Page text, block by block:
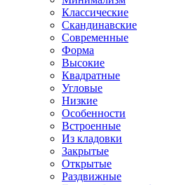
Классические
Скандинавские
Современные
Форма
Высокие
Квадратные
Угловые
Низкие
Особенности
Встроенные
Из кладовки
Закрытые
Открытые
Раздвижные